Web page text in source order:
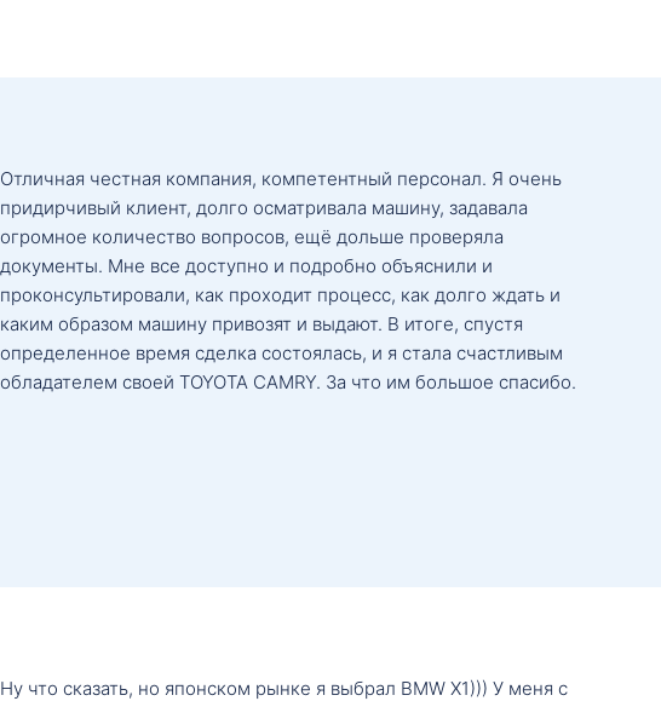
Отличная честная компания, компетентный персонал. Я очень
придирчивый клиент, долго осматривала машину, задавала
огромное количество вопросов, ещё дольше проверяла
документы. Мне все доступно и подробно объяснили и
проконсультировали, как проходит процесс, как долго ждать и
каким образом машину привозят и выдают. В итоге, спустя
определенное время сделка состоялась, и я стала счастливым
обладателем своей TOYOTA CAMRY. За что им большое спасибо.
Ну что сказать, но японском рынке я выбрал BMW X1))) У меня с